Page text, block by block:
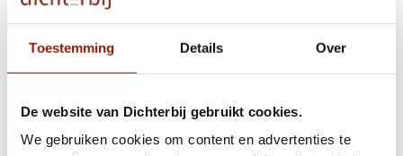
Toestemming Details Over
De website van Dichterbij gebruikt cookies.
We gebruiken cookies om content en advertenties te